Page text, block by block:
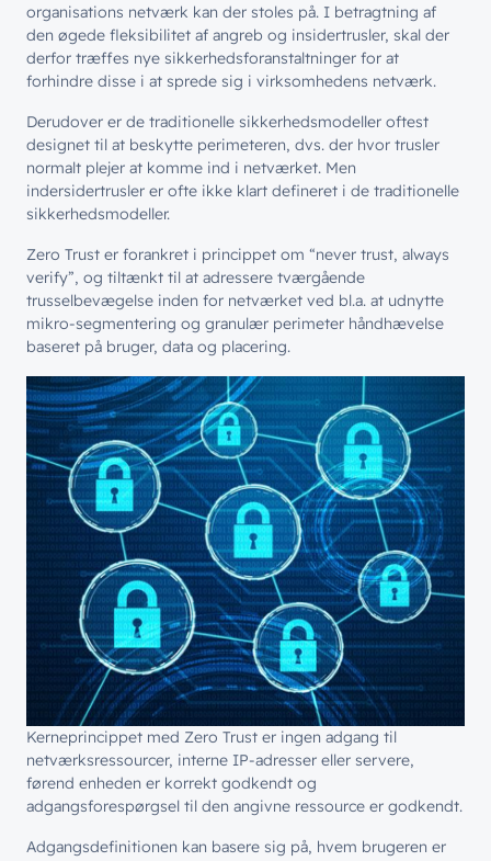
organisations netværk kan der stoles på. I betragtning af
den øgede fleksibilitet af angreb og insidertrusler, skal der
derfor træffes nye sikkerhedsforanstaltninger for at
forhindre disse i at sprede sig i virksomhedens netværk.
Derudover er de traditionelle sikkerhedsmodeller oftest
designet til at beskytte perimeteren, dvs. der hvor trusler
normalt plejer at komme ind i netværket. Men
indersidertrusler er ofte ikke klart defineret i de traditionelle
sikkerhedsmodeller.
Zero Trust er forankret i princippet om “never trust, always
verify”, og tiltænkt til at adressere tværgående
trusselbevægelse inden for netværket ved bl.a. at udnytte
mikro-segmentering og granulær perimeter håndhævelse
baseret på bruger, data og placering.
Kerneprincippet med Zero Trust er ingen adgang til
netværksressourcer, interne IP-adresser eller servere,
førend enheden er korrekt godkendt og
adgangsforespørgsel til den angivne ressource er godkendt.
Adgangsdefinitionen kan basere sig på, hvem brugeren er